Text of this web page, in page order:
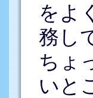
をよ
務し
ちょ
いと